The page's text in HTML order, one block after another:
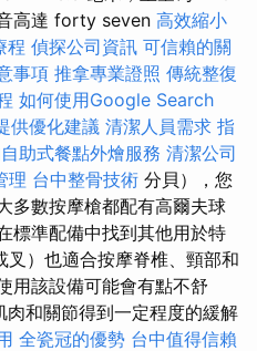
高達 forty seven 高效縮小
程 偵探公司資訊 可信賴的關
事項 推拿專業證照 傳統整復
如何使用Google Search
供優化建議 清潔人員需求 指
助式餐點外燴服務 清潔公司
理 台中整骨技術 分貝），您
多數按摩槍都配有高爾夫球
標準配備中找到其他用於特
）也適合按摩脊椎、頸部和
用該設備可能會有點不舒
和關節得到一定程度的緩解
全瓷冠的優勢 台中值得信賴